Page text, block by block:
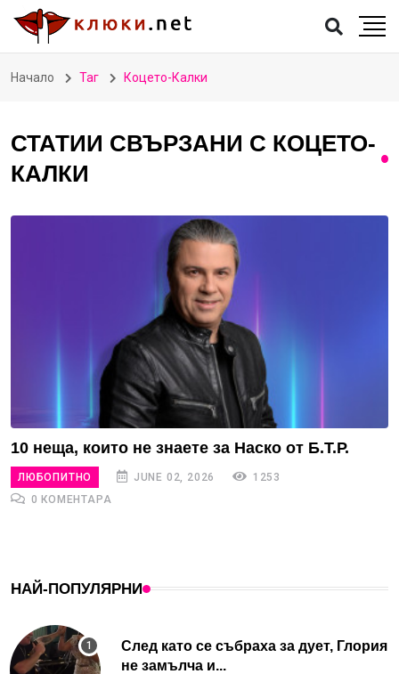
Начало Таг Коцето-Калки
СТАТИИ СВЪРЗАНИ С КОЦЕТО-
КАЛКИ
10 неща, които не знаете за Наско от Б.Т.Р.
ЛЮБОПИТНО JUNE 02, 2026
1253
0 КОМЕНТАРА
НАЙ-ПОПУЛЯРНИ
След като се събраха за дует, Глория
не замълча и...